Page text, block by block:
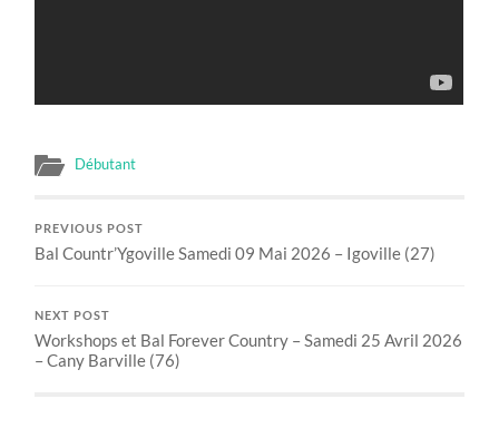
Débutant
PREVIOUS POST
Bal Countr’Ygoville Samedi 09 Mai 2026 – Igoville (27)
NEXT POST
Workshops et Bal Forever Country – Samedi 25 Avril 2026
– Cany Barville (76)